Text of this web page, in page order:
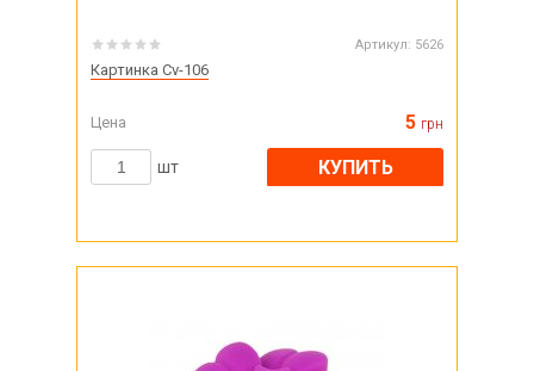
Артикул: 5626
Картинка Cv-106
Цена 5 грн
шт КУПИТЬ